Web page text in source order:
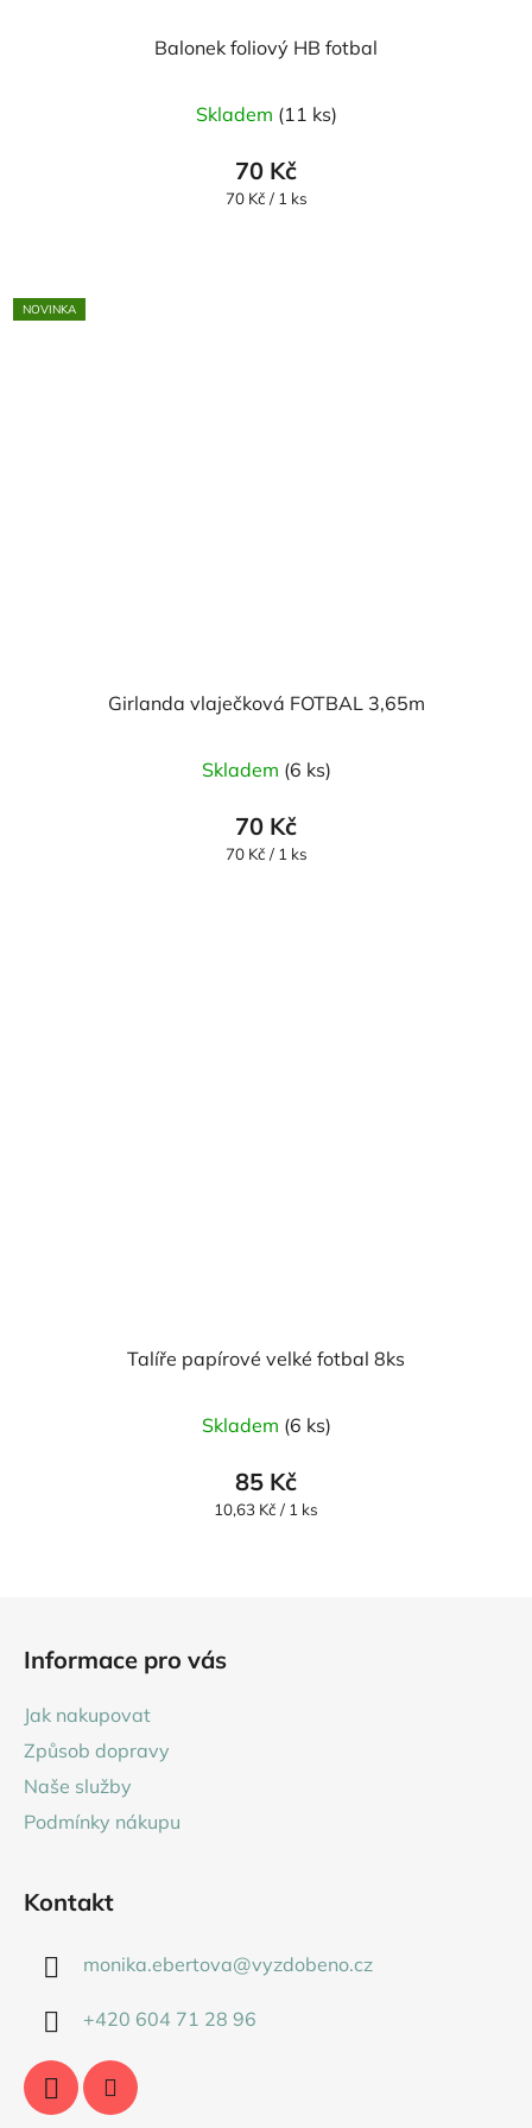
Balonek foliový HB fotbal
Skladem (11 ks)
70 Kč
Měrná
70 Kč / 1 ks
NOVINKA
Girlanda vlaječková FOTBAL 3,65m
Skladem (6 ks)
70 Kč
Měrná
70 Kč / 1 ks
Talíře papírové velké fotbal 8ks
Skladem (6 ks)
85 Kč
Měrná
10,63 Kč / 1 ks
Informace pro vás
Jak nakupovat
Způsob dopravy
Naše služby
Podmínky nákupu
Kontakt
monika.ebertova@vyzdobeno.cz
+420 604 71 28 96